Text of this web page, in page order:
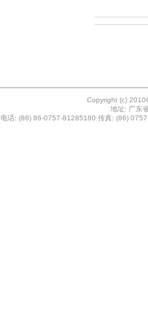
Copyright (c)
地址: 广东
电话: (86) 86-0757-81285180 传真: (86)